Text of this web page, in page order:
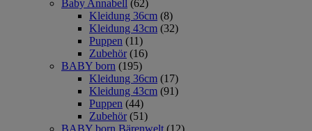
Baby Annabell (62)
Kleidung 36cm (8)
Kleidung 43cm (32)
Puppen (11)
Zubehör (16)
BABY born (195)
Kleidung 36cm (17)
Kleidung 43cm (91)
Puppen (44)
Zubehör (51)
BABY born Bärenwelt (12)